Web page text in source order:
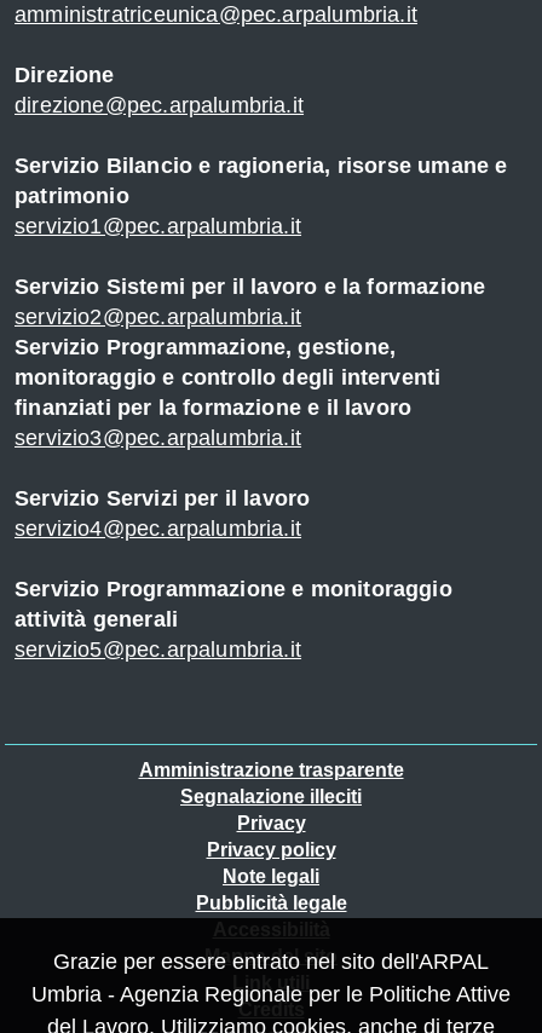
amministratriceunica@pec.arpalumbria.it
Direzione
direzione@pec.arpalumbria.it
Servizio Bilancio e ragioneria, risorse umane e
patrimonio
servizio1@pec.arpalumbria.it
Servizio Sistemi per il lavoro e la formazione
servizio2@pec.arpalumbria.it
Servizio Programmazione, gestione,
monitoraggio e controllo degli interventi
finanziati per la formazione e il lavoro
servizio3@pec.arpalumbria.it
Servizio Servizi per il lavoro
servizio4@pec.arpalumbria.it
Servizio Programmazione e monitoraggio
attività generali
servizio5@pec.arpalumbria.it
Amministrazione trasparente
Segnalazione illeciti
Privacy
Privacy policy
Note legali
Pubblicità legale
Mappa del sito
Link utili
Credits
Grazie per essere entrato nel sito dell'ARPAL
Umbria - Agenzia Regionale per le Politiche Attive
del Lavoro. Utilizziamo cookies, anche di terze